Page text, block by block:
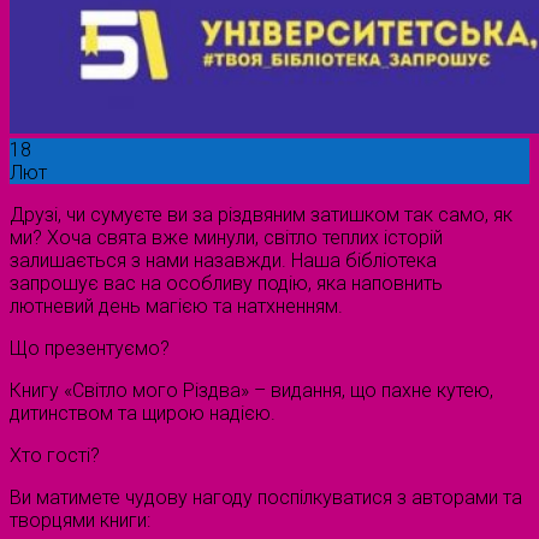
18
Лют
Друзі, чи сумуєте ви за різдвяним затишком так само, як
ми? Хоча свята вже минули, світло теплих історій
залишається з нами назавжди. Наша бібліотека
запрошує вас на особливу подію, яка наповнить
лютневий день магією та натхненням.
Що презентуємо?
Книгу «Світло мого Різдва» – видання, що пахне кутею,
дитинством та щирою надією.
Хто гості?
Ви матимете чудову нагоду поспілкуватися з авторами та
творцями книги: